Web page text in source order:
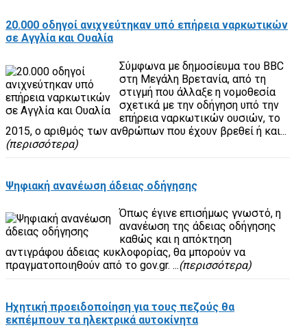
20.000 οδηγοί ανιχνεύτηκαν υπό επήρεια ναρκωτικών
σε Αγγλία και Ουαλία
Σύμφωνα με δημοσίευμα του BBC
στη Μεγάλη Βρετανία, από τη
στιγμή που άλλαξε η νομοθεσία
σχετικά με την οδήγηση υπό την
επήρεια ναρκωτικών ουσιών, το
2015, ο αριθμός των ανθρώπων που έχουν βρεθεί ή και...
(περισσότερα)
Ψηφιακή ανανέωση άδειας οδήγησης
Όπως έγινε επισήμως γνωστό, η
ανανέωση της άδειας οδήγησης
καθώς και η απόκτηση
αντιγράφου άδειας κυκλοφορίας, θα μπορούν να
πραγματοποιηθούν από το gov.gr. ...(περισσότερα)
Ηχητική προειδοποίηση για τους πεζούς θα
εκπέμπουν τα ηλεκτρικά αυτοκίνητα